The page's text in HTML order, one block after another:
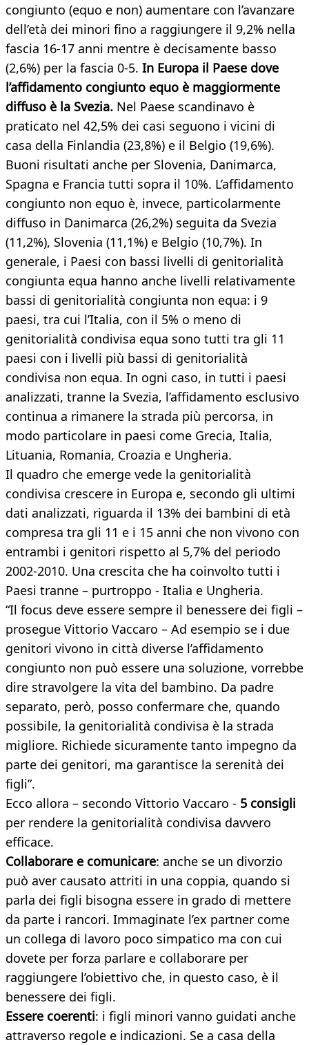
congiunto (equo e non) aumentare con l’avanzare
dell’età dei minori fino a raggiungere il 9,2% nella
fascia 16-17 anni mentre è decisamente basso
(2,6%) per la fascia 0-5. In Europa il Paese dove
l’affidamento congiunto equo è maggiormente
diffuso è la Svezia. Nel Paese scandinavo è
praticato nel 42,5% dei casi seguono i vicini di
casa della Finlandia (23,8%) e il Belgio (19,6%).
Buoni risultati anche per Slovenia, Danimarca,
Spagna e Francia tutti sopra il 10%. L’affidamento
congiunto non equo è, invece, particolarmente
diffuso in Danimarca (26,2%) seguita da Svezia
(11,2%), Slovenia (11,1%) e Belgio (10,7%). In
generale, i Paesi con bassi livelli di genitorialità
congiunta equa hanno anche livelli relativamente
bassi di genitorialità congiunta non equa: i 9
paesi, tra cui l’Italia, con il 5% o meno di
genitorialità condivisa equa sono tutti tra gli 11
paesi con i livelli più bassi di genitorialità
condivisa non equa. In ogni caso, in tutti i paesi
analizzati, tranne la Svezia, l’affidamento esclusivo
continua a rimanere la strada più percorsa, in
modo particolare in paesi come Grecia, Italia,
Lituania, Romania, Croazia e Ungheria.
Il quadro che emerge vede la genitorialità
condivisa crescere in Europa e, secondo gli ultimi
dati analizzati, riguarda il 13% dei bambini di età
compresa tra gli 11 e i 15 anni che non vivono con
entrambi i genitori rispetto al 5,7% del periodo
2002-2010. Una crescita che ha coinvolto tutti i
Paesi tranne – purtroppo - Italia e Ungheria.
“Il focus deve essere sempre il benessere dei figli –
prosegue Vittorio Vaccaro – Ad esempio se i due
genitori vivono in città diverse l’affidamento
congiunto non può essere una soluzione, vorrebbe
dire stravolgere la vita del bambino. Da padre
separato, però, posso confermare che, quando
possibile, la genitorialità condivisa è la strada
migliore. Richiede sicuramente tanto impegno da
parte dei genitori, ma garantisce la serenità dei
figli”.
Ecco allora – secondo Vittorio Vaccaro - 5 consigli
per rendere la genitorialità condivisa davvero
efficace.
Collaborare e comunicare: anche se un divorzio
può aver causato attriti in una coppia, quando si
parla dei figli bisogna essere in grado di mettere
da parte i rancori. Immaginate l’ex partner come
un collega di lavoro poco simpatico ma con cui
dovete per forza parlare e collaborare per
raggiungere l’obiettivo che, in questo caso, è il
benessere dei figli.
Essere coerenti: i figli minori vanno guidati anche
attraverso regole e indicazioni. Se a casa della